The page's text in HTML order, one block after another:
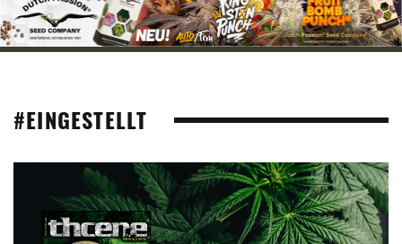
#EINGESTELLT